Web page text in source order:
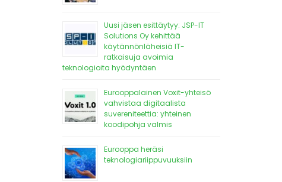
Uusi jäsen esittäytyy: JSP-IT
Solutions Oy kehittää
käytännönläheisiä IT-
ratkaisuja avoimia
teknologioita hyödyntäen
Eurooppalainen Voxit-yhteisö
vahvistaa digitaalista
suvereniteettia: yhteinen
koodipohja valmis
Eurooppa heräsi
teknologiariippuvuuksiin